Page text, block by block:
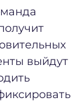
выйдут